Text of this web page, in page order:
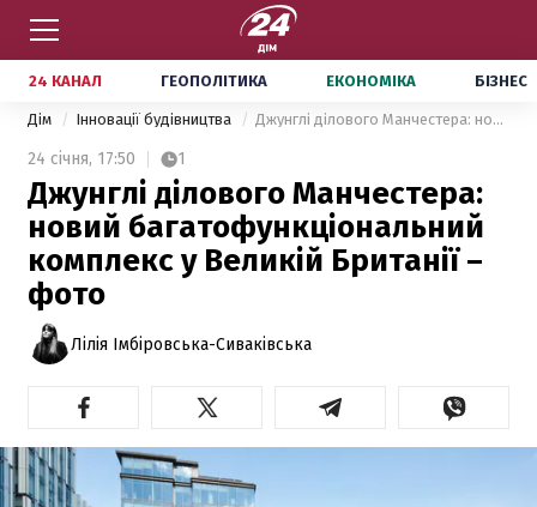
24 КАНАЛ ГЕОПОЛІТИКА ЕКОНОМІКА БІЗНЕС
Дім Інновації будівництва Джунглі ділового Манчестера: новий багатофункціональний комплекс у Великій Британії – фото
24 січня, 17:50 1
Джунглі ділового Манчестера:
новий багатофункціональний
комплекс у Великій Британії –
фото
Лілія Імбіровська-Сиваківська